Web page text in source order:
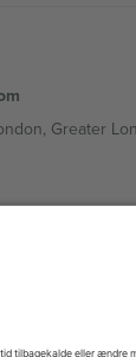
Greater